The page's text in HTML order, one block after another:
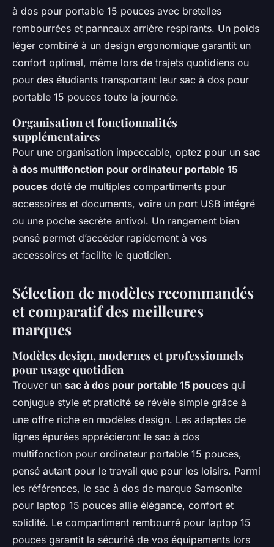
à dos pour portable 15 pouces avec bretelles
rembourrées et panneaux arrière respirants. Un poids
léger combiné à un design ergonomique garantit un
confort optimal, même lors de trajets quotidiens ou
pour des étudiants transportant leur sac à dos pour
portable 15 pouces toute la journée.
Organisation et fonctionnalités
supplémentaires
Pour une organisation impeccable, optez pour un sac
à dos multifonction pour ordinateur portable 15
pouces doté de multiples compartiments pour
accessoires et documents, voire un port USB intégré
ou une poche secrète antivol. Un rangement bien
pensé permet d’accéder rapidement à vos
accessoires et facilite le quotidien.
Sélection de modèles recommandés
et comparatif des meilleures
marques
Modèles design, modernes et professionnels
pour usage quotidien
Trouver un sac à dos pour portable 15 pouces qui
conjugue style et praticité se révèle simple grâce à
une offre riche en modèles design. Les adeptes de
lignes épurées apprécieront le sac à dos
multifonction pour ordinateur portable 15 pouces,
pensé autant pour le travail que pour les loisirs. Parmi
les références, le sac à dos de marque Samsonite
pour laptop 15 pouces allie élégance, confort et
solidité. Le compartiment rembourré pour laptop 15
pouces garantit la sécurité de vos équipements lors